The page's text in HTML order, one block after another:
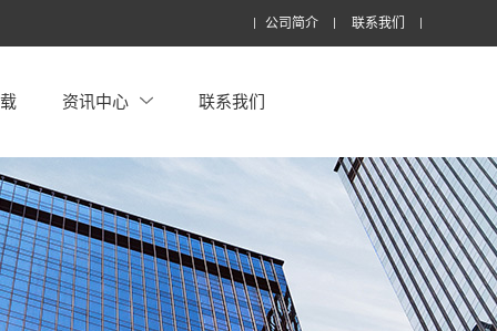
公司简介 联系我们
资讯中心 联系我们